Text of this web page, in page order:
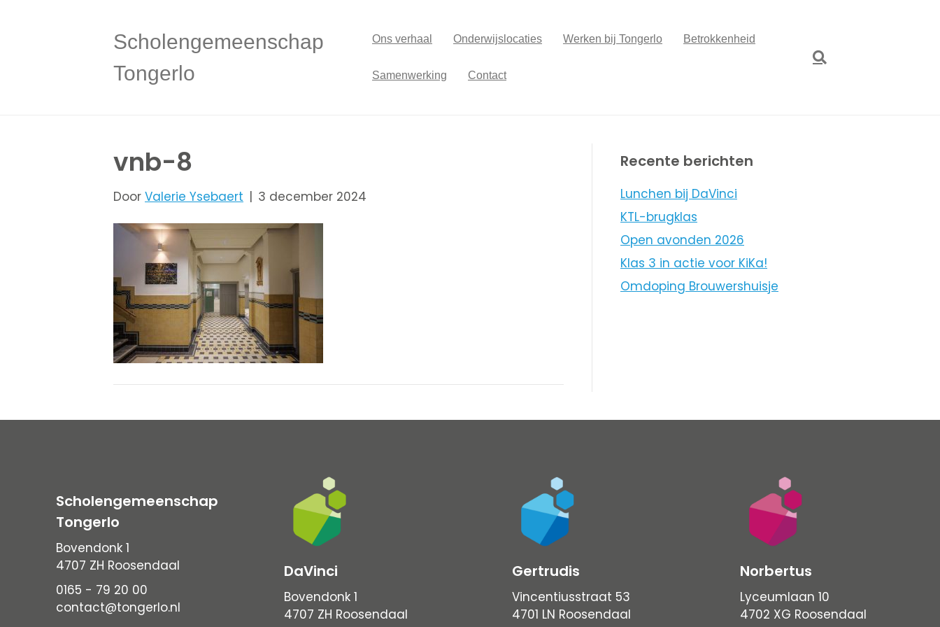
Scholengemeenschap
Tongerlo
Ons verhaal Onderwijslocaties Werken bij Tongerlo Betrokkenheid
Samenwerking Contact
vnb-8
Door Valerie Ysebaert | 3 december 2024
Recente berichten
Lunchen bij DaVinci
KTL-brugklas
Open avonden 2026
Klas 3 in actie voor KiKa!
Omdoping Brouwershuisje
Scholengemeenschap
Tongerlo
Bovendonk 1
4707 ZH Roosendaal
0165 - 79 20 00
contact@tongerlo.nl
DaVinci
Bovendonk 1
4707 ZH Roosendaal
Gertrudis
Vincentiusstraat 53
4701 LN Roosendaal
Norbertus
Lyceumlaan 10
4702 XG Roosendaal